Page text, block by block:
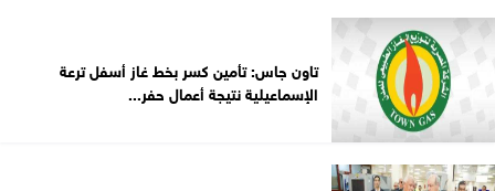
تاون جاس: تأمين كسر بخط غاز أسفل ترعة
الإسماعيلية نتيجة أعمال حفر...